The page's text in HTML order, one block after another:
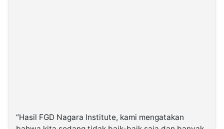
“Hasil FGD Nagara Institute, kami mengatakan